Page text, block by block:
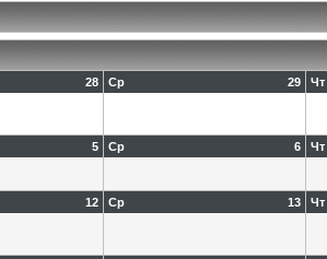
28 29
Ср Чт
5 6
Ср Чт
12 13
Ср Чт